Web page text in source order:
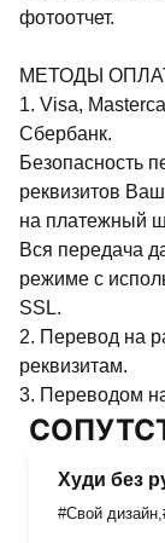
фотоотчет.
МЕТОДЫ
1. Visa,
Сбербанк.
Безопасность
реквизитов
на платежный
Вся передача
режиме с
SSL.
2. Перевод на
реквизитам.
3. Переводом
Худи без
#Свой дизайн